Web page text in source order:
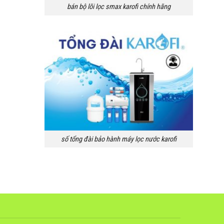
bán bộ lõi lọc smax karofi chính hãng
số tổng đài bảo hành máy lọc nước karofi